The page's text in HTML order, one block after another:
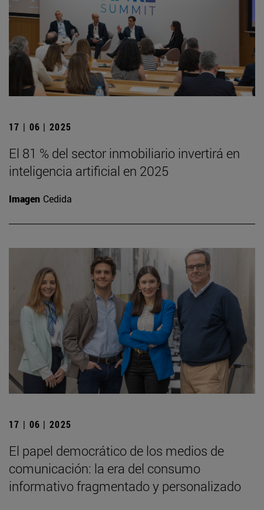
17 | 06 | 2025
El 81 % del sector inmobiliario invertirá en
inteligencia artificial en 2025
Imagen Cedida
17 | 06 | 2025
El papel democrático de los medios de
comunicación: la era del consumo
informativo fragmentado y personalizado